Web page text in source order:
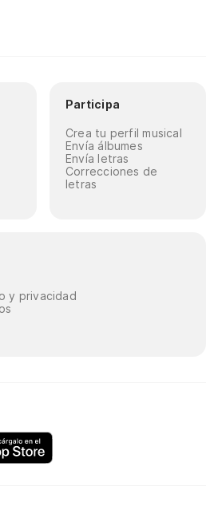
Participa
Crea tu perfil musical
Envía álbumes
Envía letras
Correcciones de
letras
y privacidad